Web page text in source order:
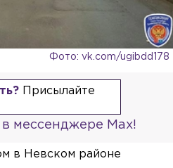
Фото: vk.com/ugibdd178
Присылайте
мессенджере Max!
в Невском районе